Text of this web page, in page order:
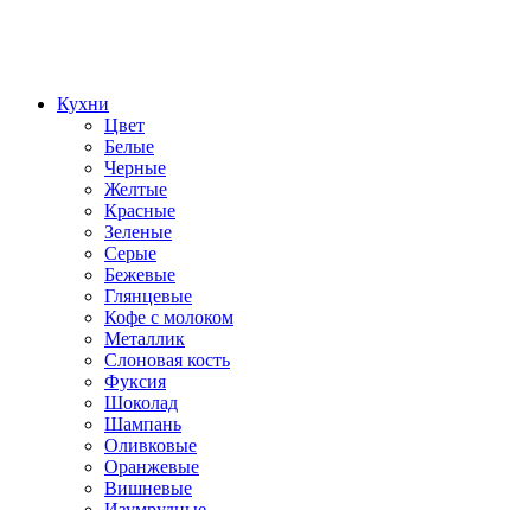
Кухни
Цвет
Белые
Черные
Желтые
Красные
Зеленые
Серые
Бежевые
Глянцевые
Кофе с молоком
Металлик
Слоновая кость
Фуксия
Шоколад
Шампань
Оливковые
Оранжевые
Вишневые